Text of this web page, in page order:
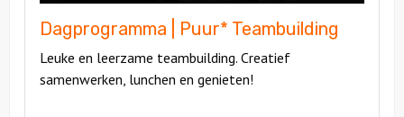
Dagprogramma | Puur* Teambuilding
Leuke en leerzame teambuilding. Creatief
samenwerken, lunchen en genieten!